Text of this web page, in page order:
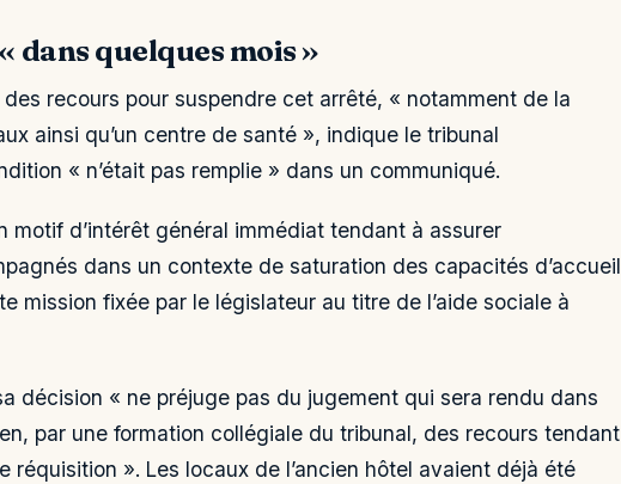
dans quelques mois »
recours pour suspendre cet arrêté, « notamment de la
ainsi qu’un centre de santé », indique le tribunal
« n’était pas remplie » dans un communiqué.
motif d’intérêt général immédiat tendant à assurer
dans un contexte de saturation des capacités d’accueil
mission fixée par le législateur au titre de l’aide sociale à
décision « ne préjuge pas du jugement qui sera rendu dans
par une formation collégiale du tribunal, des recours tendant
réquisition ». Les locaux de l’ancien hôtel avaient déjà été